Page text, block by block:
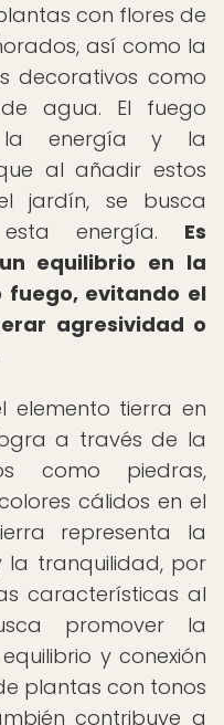
con flores de
así como la
decorativos como
agua. El fuego
la energía y la
al añadir estos
jardín, se busca
energía. Es
equilibrio en la
fuego, evitando el
agresividad o
elemento tierra en
a través de la
como piedras,
cálidos en el
representa la
la tranquilidad, por
características al
promover la
y conexión
plantas con tonos
contribuye a